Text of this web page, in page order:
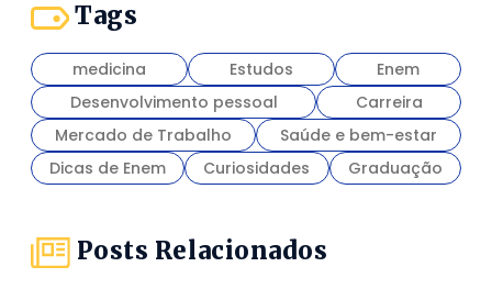
Tags
medicina Estudos
Enem
Desenvolvimento pessoal
Carreira
Mercado de Trabalho
Saúde e bem-estar
Dicas de Enem
Curiosidades Graduação
Posts Relacionados